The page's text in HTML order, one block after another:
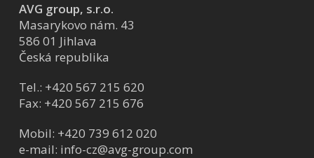
AVG group, s.r.o.
Masarykovo nám. 43
586 01 Jihlava
Česká republika
Tel.: +420 567 215 620
Fax: +420 567 215 676
Mobil: +420 739 612 020
e-mail: info-cz@avg-group.com